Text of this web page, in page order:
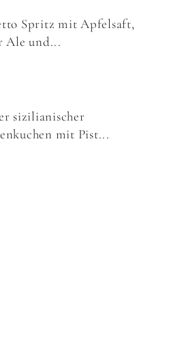
Spritz mit Apfelsaft,
Ale und...
sizilianischer
mit Pist...